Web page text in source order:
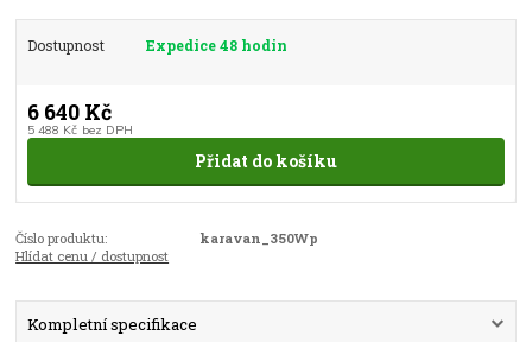
Dostupnost Expedice 48 hodin
6 640 Kč
5 488 Kč bez DPH
Přidat do košíku
Číslo produktu:
karavan_350Wp
Hlídat cenu / dostupnost
Kompletní specifikace